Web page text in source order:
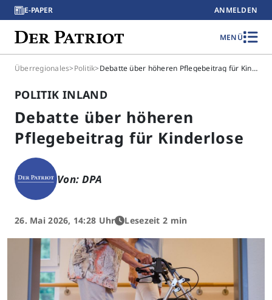
E-PAPER ANMELDEN
MENÜ
Überregionales>Politik> Debatte über höheren Pflegebeitrag für Kinderlose
POLITIK INLAND
Debatte über höheren
Pflegebeitrag für Kinderlose
Von: DPA
26. Mai 2026, 14:28 Uhr Lesezeit 2 min